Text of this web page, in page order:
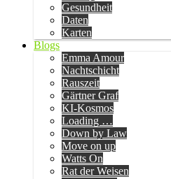
Gesundheit
Daten
Karten
Blogs
Emma Amour
Nachtschicht
Rauszeit
Gärtner Graf
KI-Kosmos
Loading …
Down by Law
Move on up
Watts On
Rat der Weisen